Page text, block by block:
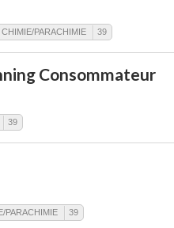
CHIMIE/PARACHIMIE 39
Consommateur
39
PARACHIMIE 39